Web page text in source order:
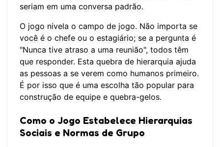
seriam em uma conversa padrão.
O jogo nivela o campo de jogo. Não importa se
você é o chefe ou o estagiário; se a pergunta é
"Nunca tive atraso a uma reunião", todos têm
que responder. Esta quebra de hierarquia ajuda
as pessoas a se verem como humanos primeiro.
É por isso que é uma escolha tão popular para
construção de equipe e quebra-gelos.
Como o Jogo Estabelece Hierarquias
Sociais e Normas de Grupo